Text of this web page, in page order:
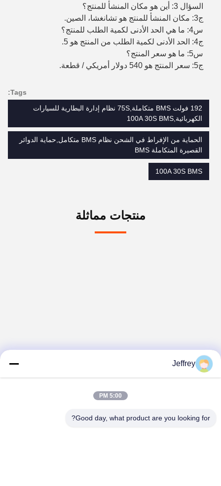
السؤال 3: أين هو مكان المنشأ للمنتج؟
ج3: مكان المنشأ للمنتج هو تشانغشا، الصين.
س4: ما هي الحد الأدنى لكمية الطلب للمنتج؟
ج4: الحد الأدنى لكمية الطلب من المنتج هو 5.
س5: ما هو سعر المنتج؟
ج5: سعر المنتج هو 540 دولار أمريكي / قطعة.
Tags:
192 فولت BMS متكاملة,75S نظام إدارة البطارية للسيارات
الكهربائية,100A 30S BMS
الحماية من الإفراط في الشحن نظام BMS متكامل,حماية الدوائر
القصيرة المتكاملة BMS
100A 30S BMS
منتجات مماثلة
Jeffrey
5:00 PM
Good day, what product are you looking for?